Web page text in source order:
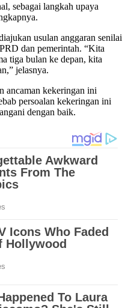
sebagai langkah upaya
usulan anggaran senilai
dan pemerintah. “Kita
tiga bulan ke depan, kita
jelasnya.
ancaman kekeringan ini
persoalan kekeringan ini
dengan baik.